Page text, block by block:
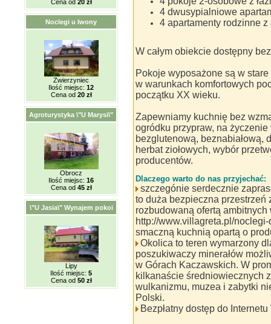
Cena od 20 zł
Noclegi u Iwony
Zwierzyniec
Ilość miejsc: 12
Cena od 20 zł
Agroturystyka \"U Marysi\"
Obrocz
Ilość miejsc: 16
Cena od 45 zł
\"U Jasia\" Wynajem pokoi
Lipy
Ilość miejsc: 5
Cena od 50 zł
4 dwusypialniowe
4 apartamenty rodzinne
W całym obiekcie dostępny
Pokoje wyposażone są w
w warunkach komfortowych
początku XX wieku.
Zapewniamy kuchnię bez
ogródku przypraw, na
bezglutenową, beznabiałową,
herbat ziołowych, wybór
producentów.
Dlaczego warto do nas przyjechać:
szczegónie serdecznie
to duża bezpieczna przestrzeń
rozbudowaną ofertą
http://www.villagreta.pl/
smaczną kuchnią opartą o
Okolica to teren wymarzony
poszukiwaczy minerałów
w Górach Kaczawskich. W
kilkanaście średniowiecznych
wulkanizmu, muzea i zabytki
Polski.
Bezpłatny dostęp do Internetu